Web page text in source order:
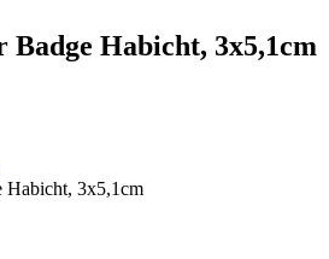
Badge Habicht, 3x5,1cm